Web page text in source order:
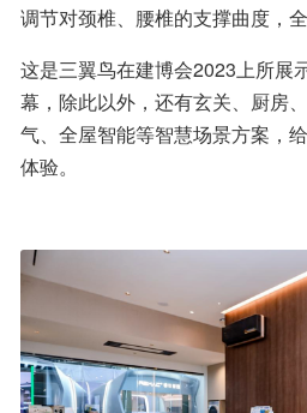
调节对颈椎、腰椎的支撑曲度
这是三翼鸟在建博会2023上所展
幕，除此以外，还有玄关、厨房
气、全屋智能等智慧场景方案，
体验。